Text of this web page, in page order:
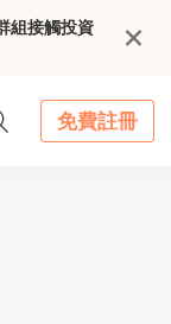
組接觸投資
免費註冊